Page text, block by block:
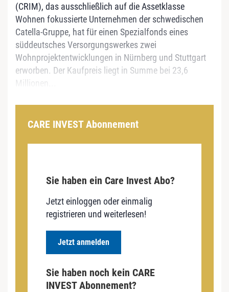
(CRIM), das ausschließlich auf die Assetklasse
Wohnen fokussierte Unternehmen der schwedischen
Catella-Gruppe, hat für einen Spezialfonds eines
süddeutsches Versorgungswerkes zwei
Wohnprojektentwicklungen in Nürnberg und Stuttgart
erworben. Der Kaufpreis liegt in Summe bei 23,6
Millionen...
CARE INVEST Abonnement
Sie haben ein Care Invest Abo?
Jetzt einloggen oder einmalig
registrieren und weiterlesen!
Jetzt anmelden
Sie haben noch kein CARE
INVEST Abonnement?